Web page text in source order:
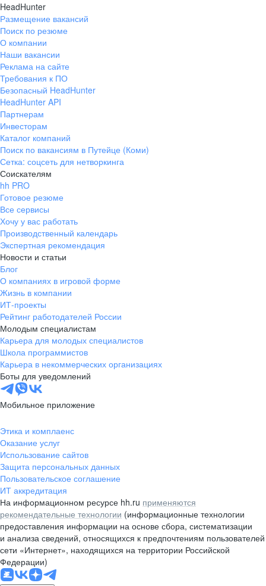
HeadHunter
Размещение вакансий
Поиск по резюме
О компании
Наши вакансии
Реклама на сайте
Требования к ПО
Безопасный HeadHunter
HeadHunter API
Партнерам
Инвесторам
Каталог компаний
Поиск по вакансиям в Путейце (Коми)
Сетка: соцсеть для нетворкинга
Соискателям
hh PRO
Готовое резюме
Все сервисы
Хочу у вас работать
Производственный календарь
Экспертная рекомендация
Новости и статьи
Блог
О компаниях в игровой форме
Жизнь в компании
ИТ-проекты
Рейтинг работодателей России
Молодым специалистам
Карьера для молодых специалистов
Школа программистов
Карьера в некоммерческих организациях
Боты для уведомлений
Мобильное приложение
Этика и комплаенс
Оказание услуг
Использование сайтов
Защита персональных данных
Пользовательское соглашение
ИТ аккредитация
На информационном ресурсе hh.ru применяются
рекомендательные технологии (информационные технологии
предоставления информации на основе сбора, систематизации
и анализа сведений, относящихся к предпочтениям пользователей
сети «Интернет», находящихся на территории Российской
Федерации)